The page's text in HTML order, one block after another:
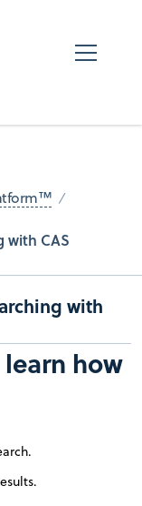
with CAS
with
how